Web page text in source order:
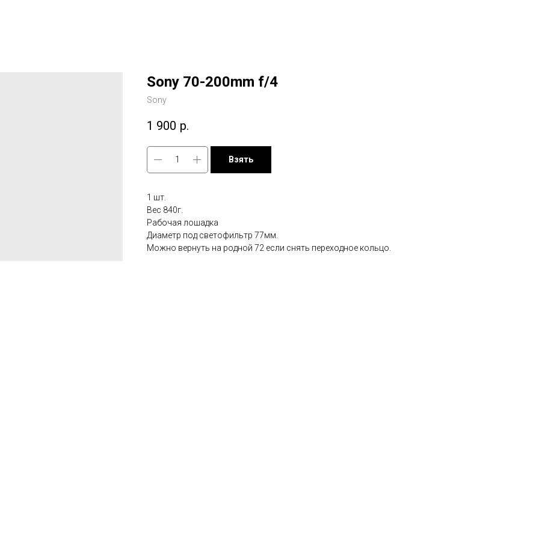
Sony 70-200mm f/4
Sony
1 900 р.
Взять
1 шт.
Вес 840г.
Рабочая лошадка
Диаметр под светофильтр 77мм.
Можно вернуть на родной 72 если снять переходное кольцо.